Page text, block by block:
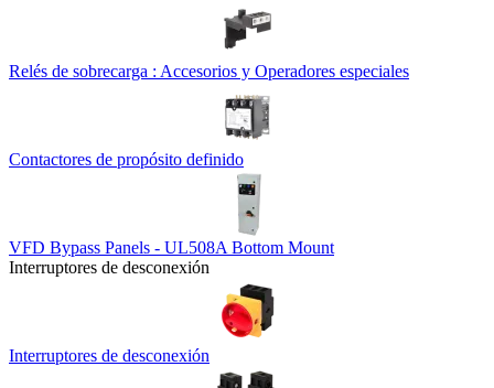
Relés de sobrecarga : Accesorios y Operadores especiales
Contactores de propósito definido
VFD Bypass Panels - UL508A Bottom Mount
Interruptores de desconexión
Interruptores de desconexión